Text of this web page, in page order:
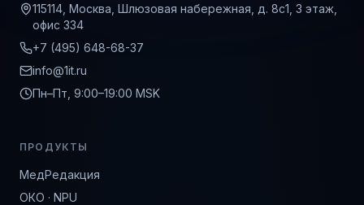
115114, Москва, Шлюзовая набережная, д. 8с1, 3 этаж,
офис 334
+7 (495) 648-68-37
info@1it.ru
Пн–Пт, 9:00–19:00 MSK
ПРОДУКТЫ
МедРедакция
ОКО · NPU